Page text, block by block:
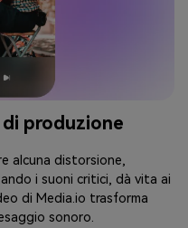
produzione
alcuna distorsione,
i suoni critici, dà vita ai
di Media.io trasforma
sonoro.